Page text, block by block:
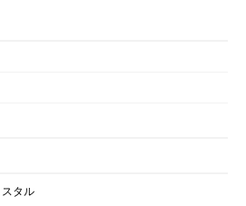
タル